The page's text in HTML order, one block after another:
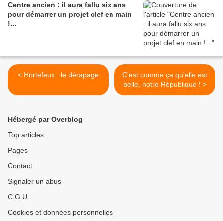
Centre ancien : il aura fallu six ans
pour démarrer un projet clef en main
!...
< Hortefeux : le dérapage
C'est comme ça qu'elle est
belle, notre République ! >
Hébergé par Overblog
Top articles
Pages
Contact
Signaler un abus
C.G.U.
Cookies et données personnelles